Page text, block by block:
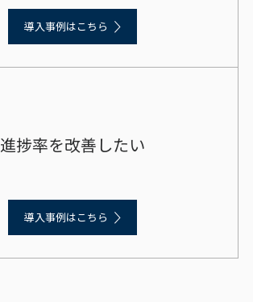
導入事例はこちら
進捗率を改善したい
導入事例はこちら